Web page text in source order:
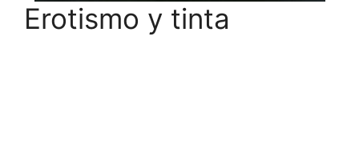
Erotismo y tinta